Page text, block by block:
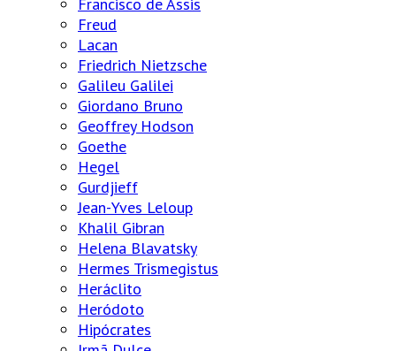
Freud
Lacan
Friedrich Nietzsche
Galileu Galilei
Giordano Bruno
Geoffrey Hodson
Goethe
Hegel
Gurdjieff
Jean-Yves Leloup
Khalil Gibran
Helena Blavatsky
Hermes Trismegistus
Heráclito
Heródoto
Hipócrates